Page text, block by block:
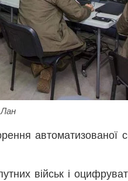
Лан
автоматизованої
військ і